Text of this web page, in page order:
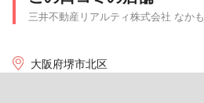
三井不動産リアルティ株式会社 なか
大阪府堺市北区